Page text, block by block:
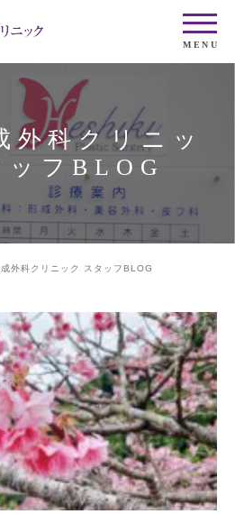
外科クリニッ
ッフBLOG
外科クリニック スタッフBLOG